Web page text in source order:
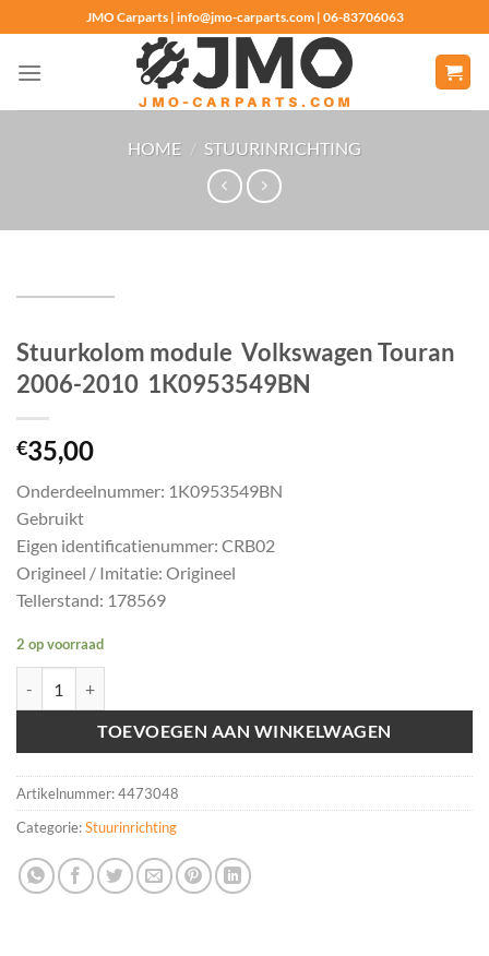
naar
inhoud
JMO Carparts | info@jmo-carparts.com | 06-83706063
HOME / STUURINRICHTING
Stuurkolom module Volkswagen Touran
2006-2010 1K0953549BN
€35,00
Onderdeelnummer: 1K0953549BN
Gebruikt
Eigen identificatienummer: CRB02
Origineel / Imitatie: Origineel
Tellerstand: 178569
2 op voorraad
TOEVOEGEN AAN WINKELWAGEN
Artikelnummer:4473048
Categorie:Stuurinrichting